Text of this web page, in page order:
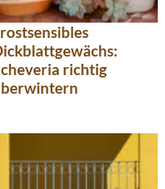
richtig